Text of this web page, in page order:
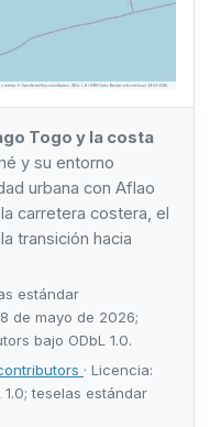
Togo y la costa
y su entorno
urbana con Aflao
carretera costera, el
transición hacia
estándar
de mayo de 2026;
bajo ODbL 1.0.
· Licencia:
1.0; teselas estándar